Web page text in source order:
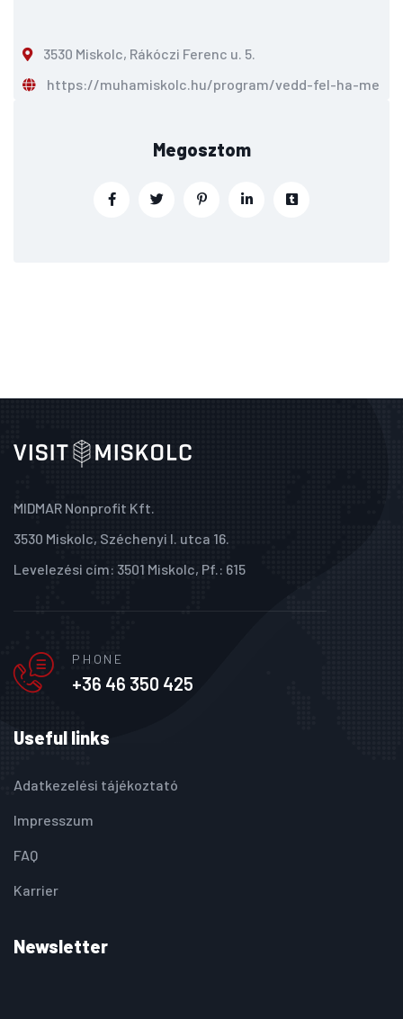
3530 Miskolc, Rákóczi Ferenc u. 5.
https://muhamiskolc.hu/program/vedd-fel-ha-mered-
Megosztom
MIDMAR Nonprofit Kft.
3530 Miskolc, Széchenyi I. utca 16.
Levelezési cím: 3501 Miskolc, Pf.: 615
PHONE
+36 46 350 425
Useful links
Adatkezelési tájékoztató
Impresszum
FAQ
Karrier
Newsletter